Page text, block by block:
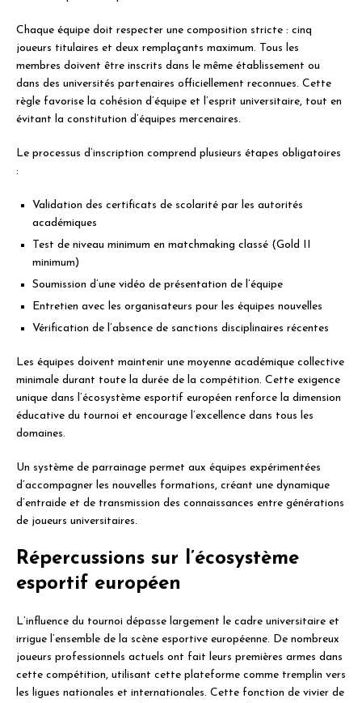
Chaque équipe doit respecter une composition stricte : cinq
joueurs titulaires et deux remplaçants maximum. Tous les
membres doivent être inscrits dans le même établissement ou
dans des universités partenaires officiellement reconnues. Cette
règle favorise la cohésion d’équipe et l’esprit universitaire, tout en
évitant la constitution d’équipes mercenaires.
Le processus d’inscription comprend plusieurs étapes obligatoires
:
Validation des certificats de scolarité par les autorités
académiques
Test de niveau minimum en matchmaking classé (Gold II
minimum)
Soumission d’une vidéo de présentation de l’équipe
Entretien avec les organisateurs pour les équipes nouvelles
Vérification de l’absence de sanctions disciplinaires récentes
Les équipes doivent maintenir une moyenne académique collective
minimale durant toute la durée de la compétition. Cette exigence
unique dans l’écosystème esportif européen renforce la dimension
éducative du tournoi et encourage l’excellence dans tous les
domaines.
Un système de parrainage permet aux équipes expérimentées
d’accompagner les nouvelles formations, créant une dynamique
d’entraide et de transmission des connaissances entre générations
de joueurs universitaires.
Répercussions sur l’écosystème
esportif européen
L’influence du tournoi dépasse largement le cadre universitaire et
irrigue l’ensemble de la scène esportive européenne. De nombreux
joueurs professionnels actuels ont fait leurs premières armes dans
cette compétition, utilisant cette plateforme comme tremplin vers
les ligues nationales et internationales. Cette fonction de vivier de